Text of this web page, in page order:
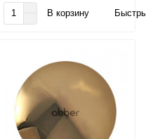
В корзину